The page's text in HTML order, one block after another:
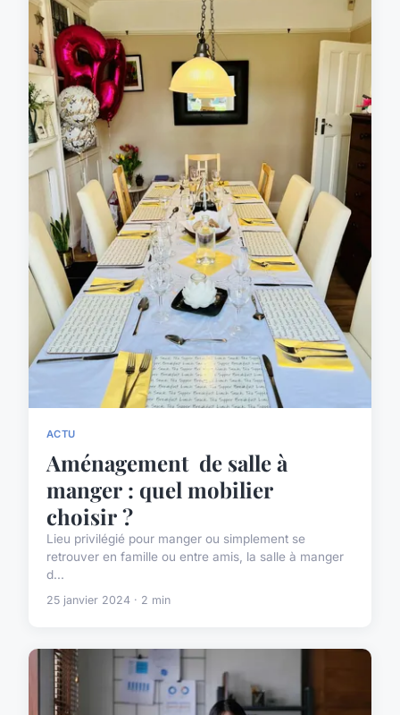
ACTU
Aménagement de salle à
manger : quel mobilier
choisir ?
Lieu privilégié pour manger ou simplement se
retrouver en famille ou entre amis, la salle à manger
d...
25 janvier 2024 · 2 min